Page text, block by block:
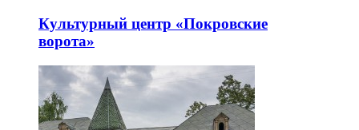
Культурный центр «Покровские
ворота»